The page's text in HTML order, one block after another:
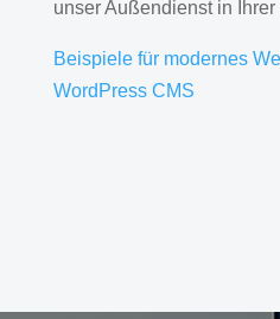
unser Außendienst in
Beispiele für modernes
WordPress CMS